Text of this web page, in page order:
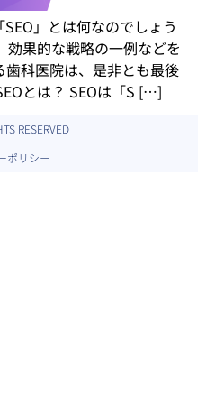
」とは何なのでしょう
効果的な戦略の一例などを
歯科医院は、是非とも最後
とは？ SEOは「S […]
RESERVED
ポリシー